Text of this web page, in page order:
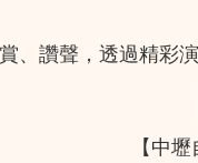
、讚聲，透過精彩
【中